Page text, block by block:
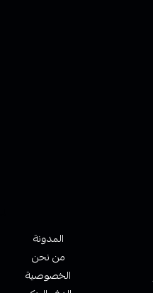
المدونة
من نحن
الخصوصية